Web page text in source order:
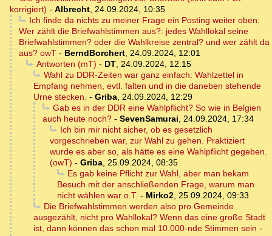
korrigiert) - Albrecht, 24.09.2024, 10:35
Ich finde da nichts zu meiner Frage ein Posting weiter oben:
Wer zählt die Briefwahlstimmen aus?: jedes Wahllokal seine
Briefwahlstimmen? oder die Wahlkreise zentral? und wer zählt da
aus? owT - BerndBorchert, 24.09.2024, 12:01
Antworten (mT) - DT, 24.09.2024, 12:15
Wahl zu DDR-Zeiten war ganz einfach: Wahlzettel in
Empfang nehmen, evtl. falten und in die daneben stehende
Urne stecken. - Griba, 24.09.2024, 12:29
Gab es in der DDR eine Wahlpflicht? So wie in Belgien
auch heute noch? - SevenSamurai, 24.09.2024, 17:34
Ich bin mir nicht sicher, ob es gesetzlich
vorgeschrieben war, zur Wahl zu gehen. Praktiziert
wurde es aber so, als hätte es eine Wahlpflicht gegeben.
(owT) - Griba, 25.09.2024, 08:35
Es gab keine Pflicht zur Wahl, aber man bekam
Besuch mit der anschließenden Frage, warum man
nicht wählen war o.T. - Mirko2, 25.09.2024, 09:33
Die Briefwahlstimmen werden also pro Gemeinde
ausgezählt, nicht pro Wahllokal? Wenn das eine große Stadt
ist, dann können das schon mal 10.000-nde Stimmen sein -